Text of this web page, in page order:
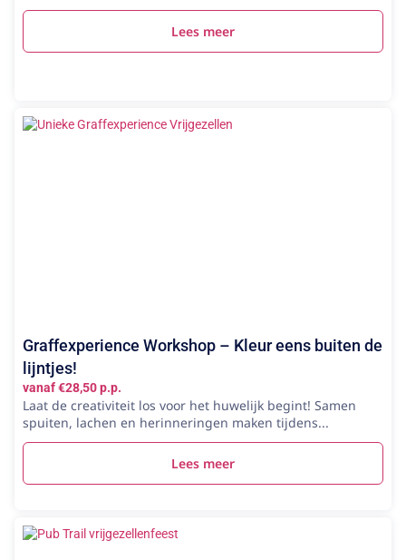
Lees meer
Graffexperience Workshop – Kleur eens buiten de
lijntjes!
vanaf €28,50 p.p.
Laat de creativiteit los voor het huwelijk begint! Samen
spuiten, lachen en herinneringen maken tijdens...
Lees meer